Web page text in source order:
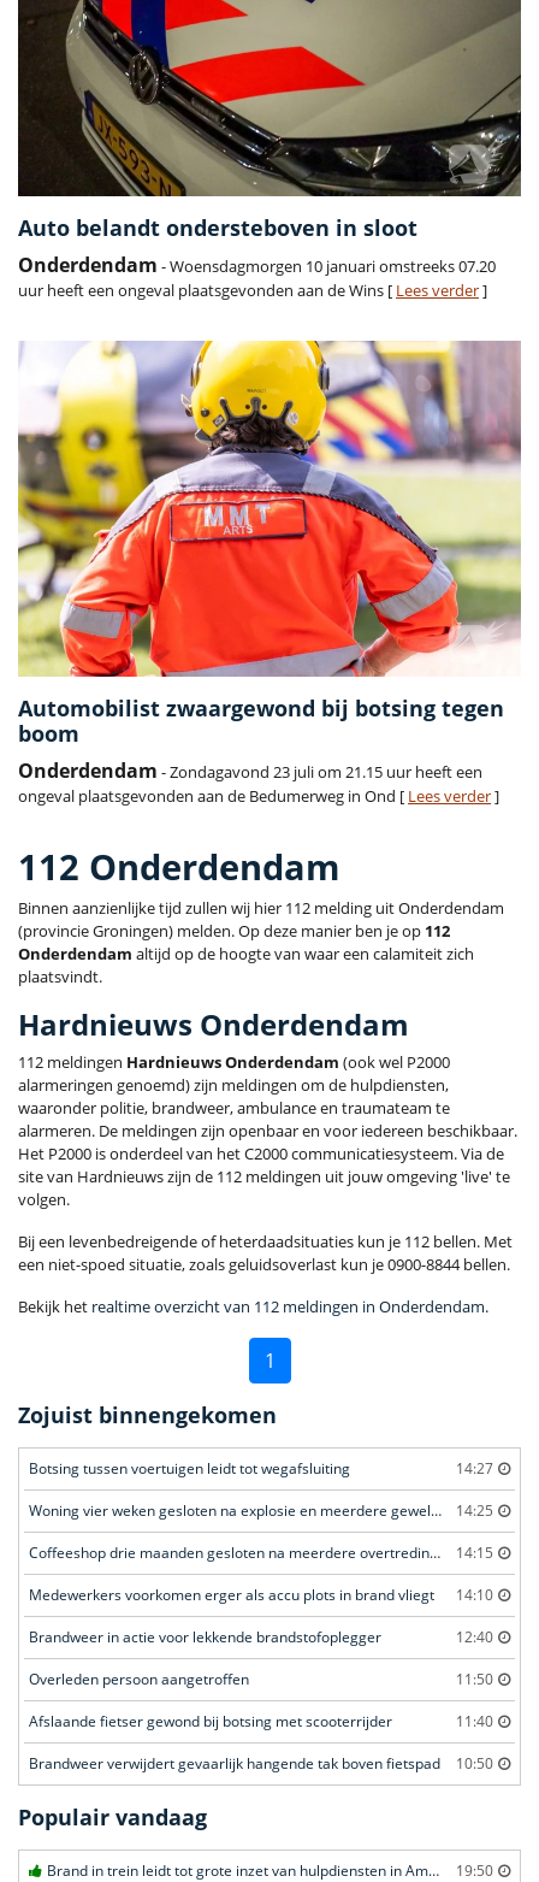
Auto belandt ondersteboven in sloot
Onderdendam - Woensdagmorgen 10 januari omstreeks 07.20
uur heeft een ongeval plaatsgevonden aan de Wins [ Lees verder]
Automobilist zwaargewond bij botsing tegen
boom
Onderdendam - Zondagavond 23 juli om 21.15 uur heeft een
ongeval plaatsgevonden aan de Bedumerweg in Ond [ Lees verder]
112 Onderdendam
Binnen aanzienlijke tijd zullen wij hier 112 melding uit Onderdendam
(provincie Groningen) melden. Op deze manier ben je op 112
Onderdendam altijd op de hoogte van waar een calamiteit zich
plaatsvindt.
Hardnieuws Onderdendam
112 meldingen Hardnieuws Onderdendam (ook wel P2000
alarmeringen genoemd) zijn meldingen om de hulpdiensten,
waaronder politie, brandweer, ambulance en traumateam te
alarmeren. De meldingen zijn openbaar en voor iedereen beschikbaar.
Het P2000 is onderdeel van het C2000 communicatiesysteem. Via de
site van Hardnieuws zijn de 112 meldingen uit jouw omgeving 'live' te
volgen.
Bij een levenbedreigende of heterdaadsituaties kun je 112 bellen. Met
een niet-spoed situatie, zoals geluidsoverlast kun je 0900-8844 bellen.
Bekijk het realtime overzicht van 112 meldingen in Onderdendam.
1
Zojuist binnengekomen
Botsing tussen voertuigen leidt tot wegafsluiting 14:27
Woning vier weken gesloten na explosie en meerdere geweldsincidenten 14:25
Coffeeshop drie maanden gesloten na meerdere overtredingen 14:15
Medewerkers voorkomen erger als accu plots in brand vliegt 14:10
Brandweer in actie voor lekkende brandstofoplegger 12:40
Overleden persoon aangetroffen 11:50
Afslaande fietser gewond bij botsing met scooterrijder 11:40
Brandweer verwijdert gevaarlijk hangende tak boven fietspad 10:50
Populair vandaag
Brand in trein leidt tot grote inzet van hulpdiensten in Amersfoort 19:50